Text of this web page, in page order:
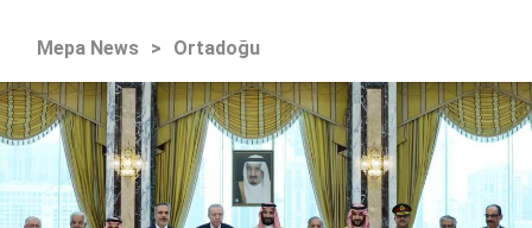
Mepa News > Ortadoğu